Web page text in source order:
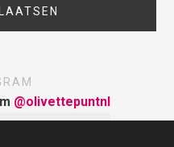
@olivettepuntnl